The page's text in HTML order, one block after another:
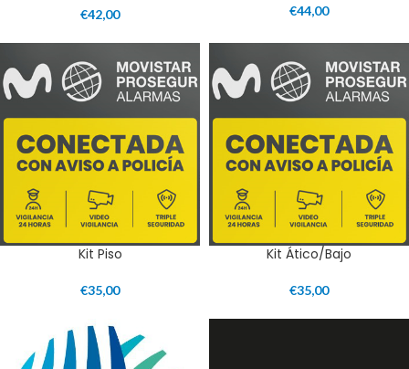
€42,00 €44,00
Kit Piso
€35,00
Kit Ático/Bajo
€35,00